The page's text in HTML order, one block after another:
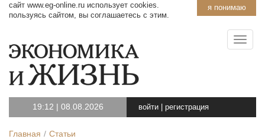
я понимаю
сайт www.eg-online.ru использует cookies.
пользуясь сайтом, вы соглашаетесь с этим.
19:12 | 08.08.2026 войти регистрация
Главная Статьи